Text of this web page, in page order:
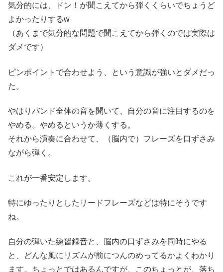
気分的には、ドン！が聞こえてから弾くくらいでちょうど
よかったりするw
（あくまで気分的な問題で聞こえてから弾くのでは実際は
ダメです）
ピンポイントで合わせよう、という意識が強いとダメだっ
た。
やはりバンド全体の音を聞いて、自分の音に注目するのを
やめる。やめるというか薄くする。
それから演奏に合わせて、（脳内で）フレーズを口ずさみ
ながら弾く。
これが一番安定します。
特にゆったりとしたリードフレーズなどは特にそうです
ね。
自分の弾いた練習録音と、脳内の口ずさみを同時にやる
と、どんな風にリズムが前につんのめってるかよくわかり
ます。ちょっとではあるんですが、このちょっとが、落ち